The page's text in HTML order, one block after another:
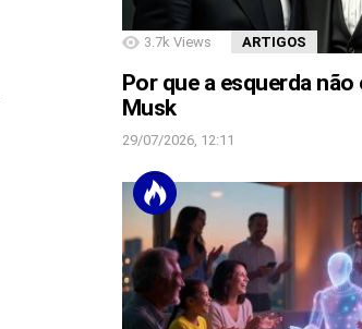
3.7k Views ARTIGOS
Por que a esquerda não
Musk
29/07/2026, 12:11